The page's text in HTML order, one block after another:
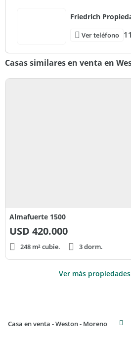
Friedrich
Ver teléfono
Casas similares en venta en
Almafuerte 1500
USD 420.000
248 m² cubie. 3 dorm.
Ver más
Casa en venta - Weston - Moreno